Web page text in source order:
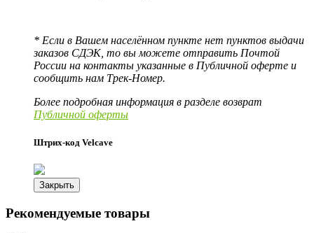
* Если в Вашем населённом пункте нет пунктов выдачи
заказов СДЭК, то вы можете отправить Почтой
России на контакты указанные в Публичной оферте и
сообщить нам Трек-Номер.
Более подробная информация в разделе возврат
Публичной оферты
Штрих-код Velcave
Закрыть
Рекомендуемые товары